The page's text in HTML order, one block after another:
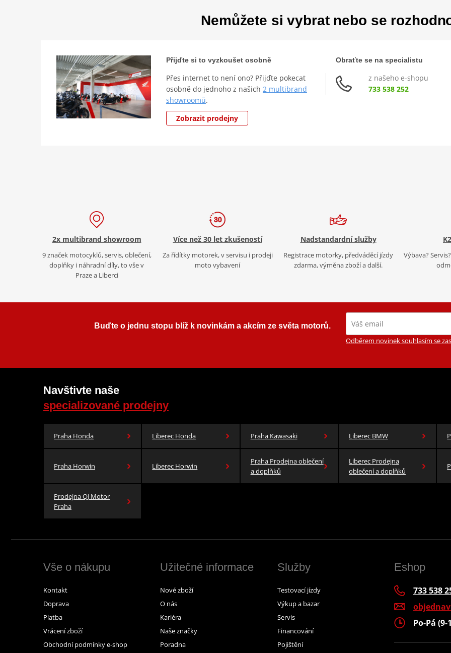
Nemůžete si vybrat nebo se
Přijďte si to vyzkoušet osobně
Přes internet to není ono? Přijďte pokecat
osobně do jednoho z našich 2 multibrand
showroomů.
Zobrazit prodejny
Obraťte se na specialistu
z našeho e-shopu
733 538 252
2x multibrand showroom
9 značek motocyklů, servis, oblečení,
doplňky i náhradní díly, to vše v
Praze a Liberci
Více než 30 let zkušeností
Za řídítky motorek, v servisu i prodeji
moto vybavení
Nadstandardní služby
Registrace motorky, předváděcí jízdy
zdarma, výměna zboží a další.
Výbava?
Buďte o jednu stopu blíž k novinkám a akcím ze světa motorů.
Odběrem novinek souhlasím se
Navštivte naše
specializované prodejny
Praha Honda Liberec Honda Praha Kawasaki Liberec BMW
Praha Horwin Liberec Horwin
Praha Prodejna oblečení
a doplňků
Liberec Prodejna
oblečení a doplňků
Prodejna QJ Motor
Praha
Vše o nákupu
Kontakt
Doprava
Platba
Vrácení zboží
Obchodní podmínky e-shop
Užitečné informace
Nové zboží
O nás
Kariéra
Naše značky
Poradna
Služby
Testovací jízdy
Výkup a bazar
Servis
Financování
Pojištění
Eshop
733 538
Po-Pá (9-